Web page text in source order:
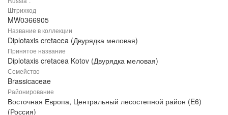
Штрихкод
MW0366905
Название в коллекции
Diplotaxis cretacea (Двурядка меловая)
Принятое название
Diplotaxis cretacea Kotov (Двурядка меловая)
Семейство
Brassicaceae
Районирование
Восточная Европа, Центральный лесостепной район (E6)
(Россия)